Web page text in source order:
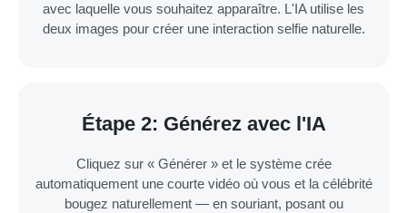
avec laquelle vous souhaitez apparaître. L'IA utilise les
deux images pour créer une interaction selfie naturelle.
Étape 2: Générez avec l'IA
Cliquez sur « Générer » et le système crée
automatiquement une courte vidéo où vous et la célébrité
bougez naturellement — en souriant, posant ou